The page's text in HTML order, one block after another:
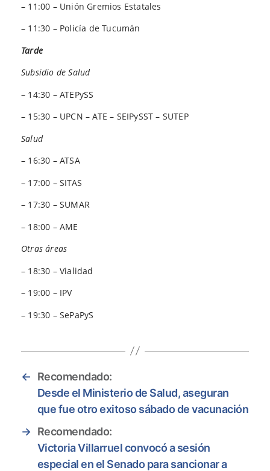
– 11:00 – Unión Gremios Estatales
– 11:30 – Policía de Tucumán
Tarde
Subsidio de Salud
– 14:30 – ATEPySS
– 15:30 – UPCN – ATE – SEIPySST – SUTEP
Salud
– 16:30 – ATSA
– 17:00 – SITAS
– 17:30 – SUMAR
– 18:00 – AME
Otras áreas
– 18:30 – Vialidad
– 19:00 – IPV
– 19:30 – SePaPyS
←
Recomendado:
Desde el Ministerio de Salud, aseguran
que fue otro exitoso sábado de vacunación
→ Recomendado:
Victoria Villarruel convocó a sesión
especial en el Senado para sancionar a